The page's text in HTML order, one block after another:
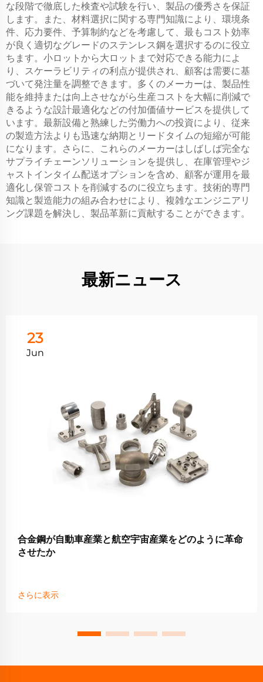
な段階で徹底した検査や試験を行い、製品の優秀さを保証
します。また、材料選択に関する専門知識により、環境条
件、応力要件、予算制約などを考慮して、最もコスト効率
が良く適切なグレードのステンレス鋼を選択するのに役立
ちます。小ロットから大ロットまで対応できる能力によ
り、スケーラビリティの利点が提供され、顧客は需要に基
づいて発注量を調整できます。多くのメーカーは、製品性
能を維持または向上させながら生産コストを大幅に削減で
きるような設計最適化などの付加価値サービスを提供して
います。最新設備と熟練した労働力への投資により、従来
の製造方法よりも迅速な納期とリードタイムの短縮が可能
になります。さらに、これらのメーカーはしばしば完全な
サプライチェーンソリューションを提供し、在庫管理やジ
ャストインタイム配送オプションを含め、顧客が運用を最
適化し保管コストを削減するのに役立ちます。技術的専門
知識と製造能力の組み合わせにより、複雑なエンジニアリ
ング課題を解決し、製品革新に貢献することができます。
最新ニュース
23
Jun
合金鋼が自動車産業と航空宇宙産業をどのように革命
させたか
さらに表示